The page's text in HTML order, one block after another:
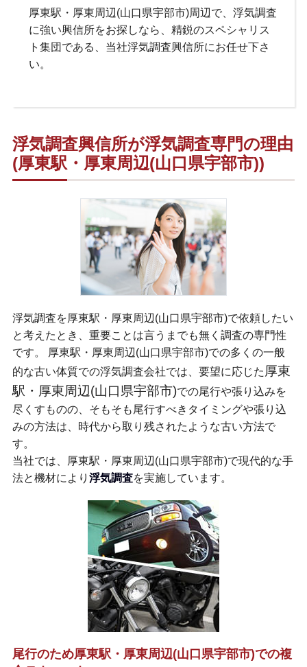
厚東駅・厚東周辺(山口県宇部市)周辺で、浮気調査
に強い興信所をお探しなら、精鋭のスペシャリス
ト集団である、当社浮気調査興信所にお任せ下さ
い。
浮気調査興信所が浮気調査専門の理由
(厚東駅・厚東周辺(山口県宇部市))
浮気調査を厚東駅・厚東周辺(山口県宇部市)で依頼したい
と考えたとき、重要ことは言うまでも無く調査の専門性
です。 厚東駅・厚東周辺(山口県宇部市)での多くの一般
的な古い体質での浮気調査会社では、要望に応じた 厚東
駅・厚東周辺(山口県宇部市)での尾行や張り込みを
尽くすものの、そもそも尾行すべきタイミングや張り込
みの方法は、時代から取り残されたような古い方法で
す。
当社では、厚東駅・厚東周辺(山口県宇部市)で現代的な手
法と機材により 浮気調査を実施しています。
尾行のため厚東駅・厚東周辺(山口県宇部市)での複